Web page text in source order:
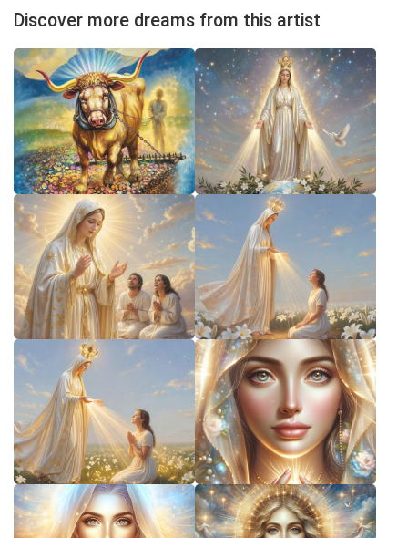
Discover more dreams from this artist